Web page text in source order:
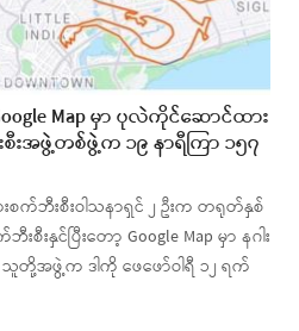
Map မှာ ပုလဲကိုင်ဆောင်ထား
စီးအဖွဲ့တစ်ဖွဲ့က ၁၉ နာရီကြာ ၁၅၇
က်ဘီးစီးဝါသနာရှင် ၂ ဦးက တရုတ်နှစ်
င်ပြီးတော့ Google Map မှာ နဂါး
တို့အဖွဲ့က ဒါကို ဖေဖော်ဝါရီ ၁၂ ရက်